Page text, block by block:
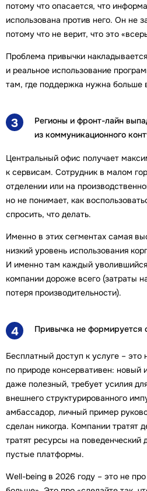
потому что опасается, что
использована против него. Он не
потому что не верит, что это
Проблема привычки
и реальное использование
там, где поддержка нужна больше
3
Регионы и фронт-лайн
из коммуникационного
Центральный офис получает
к сервисам. Сотрудник в малом
отделении или на
но не понимает, как
спросить, что делать.
Именно в этих сегментах самая
низкий уровень использования
И именно там каждый
компании дороже всего (затраты
потеря производительности).
4 Привычка не формируется
Бесплатный доступ к услуге –
по природе консервативен: новый
даже полезный, требует усилия
внешнего структурированного
амбассадор, личный пример
сделан никогда. Компании тратят
тратят ресурсы на поведенческий
пустые платформы.
Well-being в 2026 году – это не